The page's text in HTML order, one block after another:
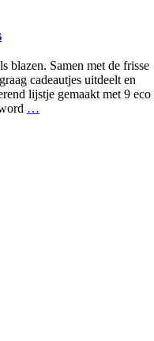
blazen. Samen met de frisse
cadeautjes uitdeelt en
lijstje gemaakt met 9 eco
…